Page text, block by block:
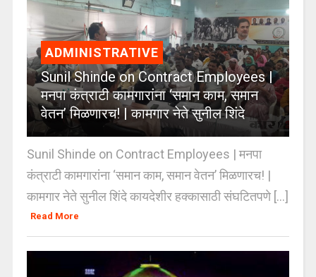
ADMINISTRATIVE
Sunil Shinde on Contract Employees |
मनपा कंत्राटी कामगारांना ‘समान काम, समान
वेतन’ मिळणारच! | कामगार नेते सुनील शिंदे
Sunil Shinde on Contract Employees | मनपा
कंत्राटी कामगारांना ‘समान काम, समान वेतन’ मिळणारच! |
कामगार नेते सुनील शिंदे कायदेशीर हक्कासाठी संघटितपणे [...]
Read More